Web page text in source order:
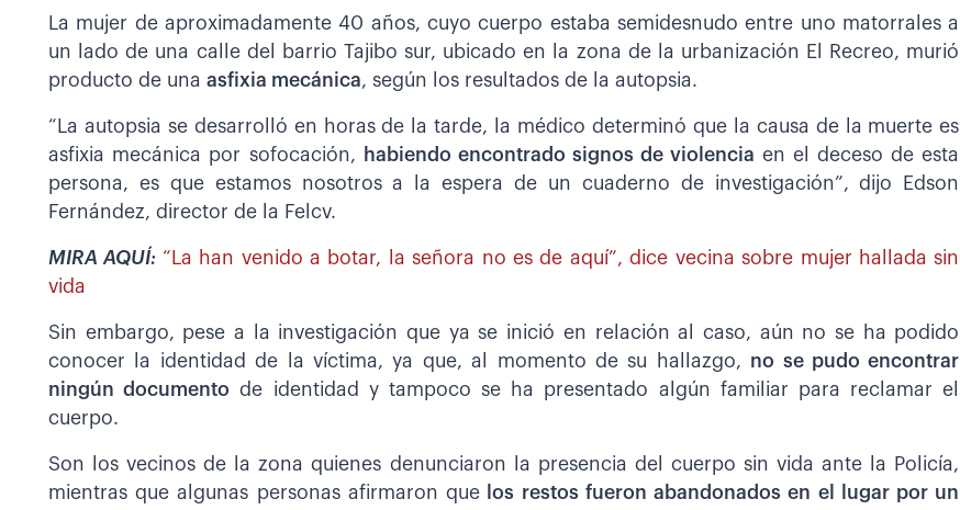
La mujer de aproximadamente 40 años, cuyo cuerpo estaba semidesnudo entre uno matorrales a
un lado de una calle del barrio Tajibo sur, ubicado en la zona de la urbanización El Recreo, murió
producto de una asfixia mecánica, según los resultados de la autopsia.
“La autopsia se desarrolló en horas de la tarde, la médico determinó que la causa de la muerte es
asfixia mecánica por sofocación,
habiendo encontrado signos de violencia en el deceso de esta
persona, es que estamos nosotros a la espera de un cuaderno de investigación”, dijo Edson
Fernández, director de la Felcv.
MIRA AQUÍ: “La han venido a botar, la señora no es de aquí”, dice vecina sobre mujer hallada sin
vida
Sin embargo, pese a la investigación que ya se inició en relación al caso, aún no se ha podido
conocer la identidad de la víctima, ya que, al momento de su hallazgo, no se pudo encontrar
ningún documento de identidad y tampoco se ha presentado algún familiar para reclamar el
cuerpo.
Son los vecinos de la zona quienes denunciaron la presencia del cuerpo sin vida ante la Policía,
mientras que algunas personas afirmaron que los restos fueron abandonados en el lugar por un